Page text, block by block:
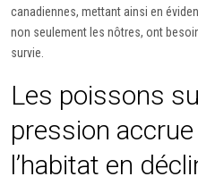
canadiennes, mettant ainsi en
non seulement les nôtres, ont
survie.
Les poissons
pression
l’habitat en